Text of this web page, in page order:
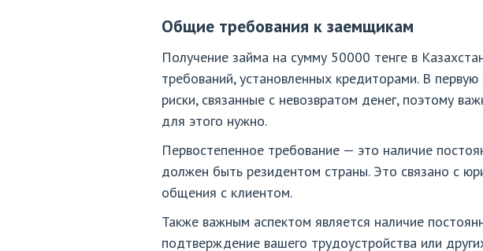
Общие требования к заемщикам
Получение займа на сумму 50000 тенге в
требований, установленных кредиторами. В
риски, связанные с невозвратом денег, поэтому
для этого нужно.
Первостепенное требование — это наличие
должен быть резидентом страны. Это связано с
общения с клиентом.
Также важным аспектом является наличие
подтверждение вашего трудоустройства или